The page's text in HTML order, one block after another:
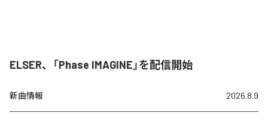
ELSER、「Phase IMAGINE」を配信開始
新曲情報 2026.8.9